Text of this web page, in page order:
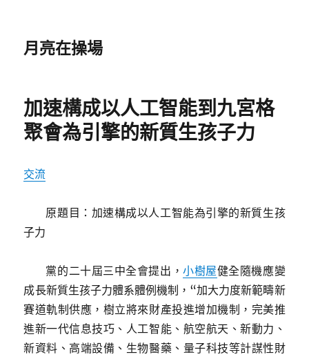
月亮在操場
加速構成以人工智能到九宮格
聚會為引擎的新質生孩子力
交流
原題目：加速構成以人工智能為引擎的新質生孩
子力
黨的二十屆三中全會提出，小樹屋健全隨機應變
成長新質生孩子力體系體例機制，“加大力度新範疇新
賽道軌制供應，樹立將來財產投進增加機制，完美推
進新一代信息技巧、人工智能、航空航天、新動力、
新資料、高端設備、生物醫藥、量子科技等計謀性財